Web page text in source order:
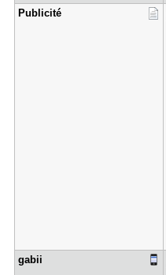
Publicité
gabii